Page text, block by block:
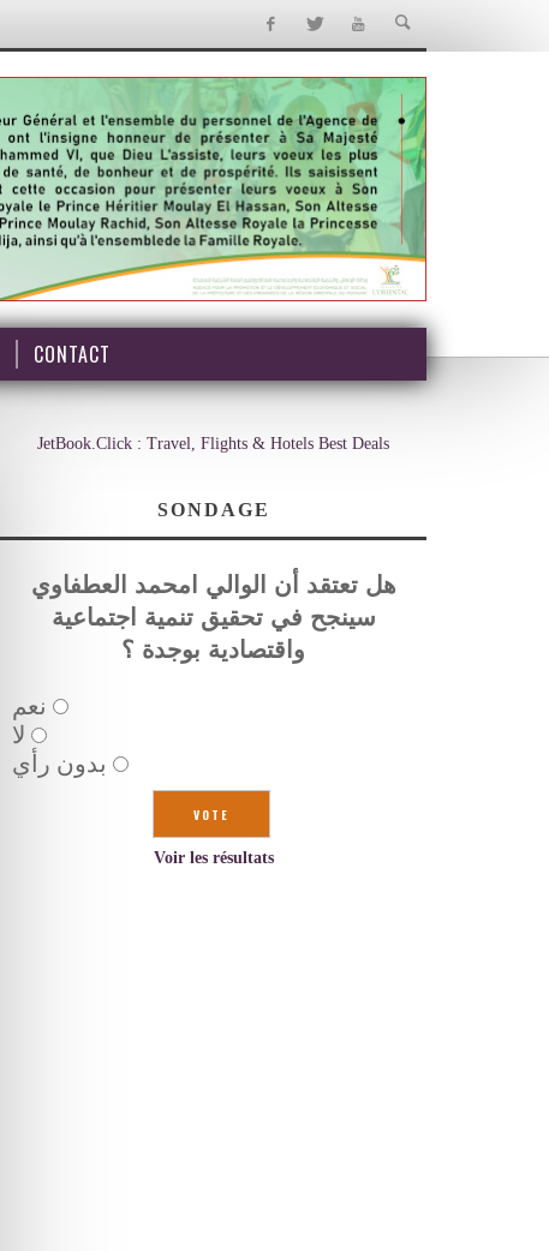
CONTACT
JetBook.Click : Travel, Flights & Hotels Best Deals
SONDAGE
هل تعتقد أن الوالي امحمد العطفاوي
سينجح في تحقيق تنمية اجتماعية
واقتصادية بوجدة ؟
نعم
لا
بدون رأي
Voir les résultats